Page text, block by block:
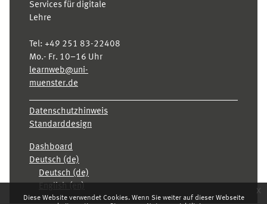
Diese Website verwendet Cookies. Wenn Sie weiter auf dieser Webseite
x
Services für digitale
Lehre
Tel: +49 251 83-22408
Mo.- Fr. 10–16 Uhr
learnweb@uni-
muenster.de
Datenschutzhinweis
Standarddesign
Dashboard
Deutsch ‎(de)‎
Deutsch ‎(de)‎